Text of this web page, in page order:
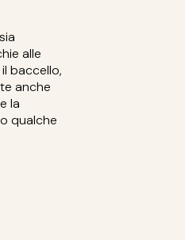
alle
baccello,
anche
la
qualche